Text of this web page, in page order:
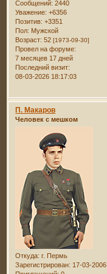
Сообщений: 2440
Уважение: +6356
Позитив: +3351
Пол: Мужской
Возраст: 52[1973-09-30]
Провел на форуме:
7 месяцев 17 дней
Последний визит:
08-03-2026 18:17:03
П. Макаров
Человек с мешком
Откуда: г. Пермь
Зарегистрирован: 17-03-2006